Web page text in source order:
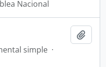
Nacional
simple ·